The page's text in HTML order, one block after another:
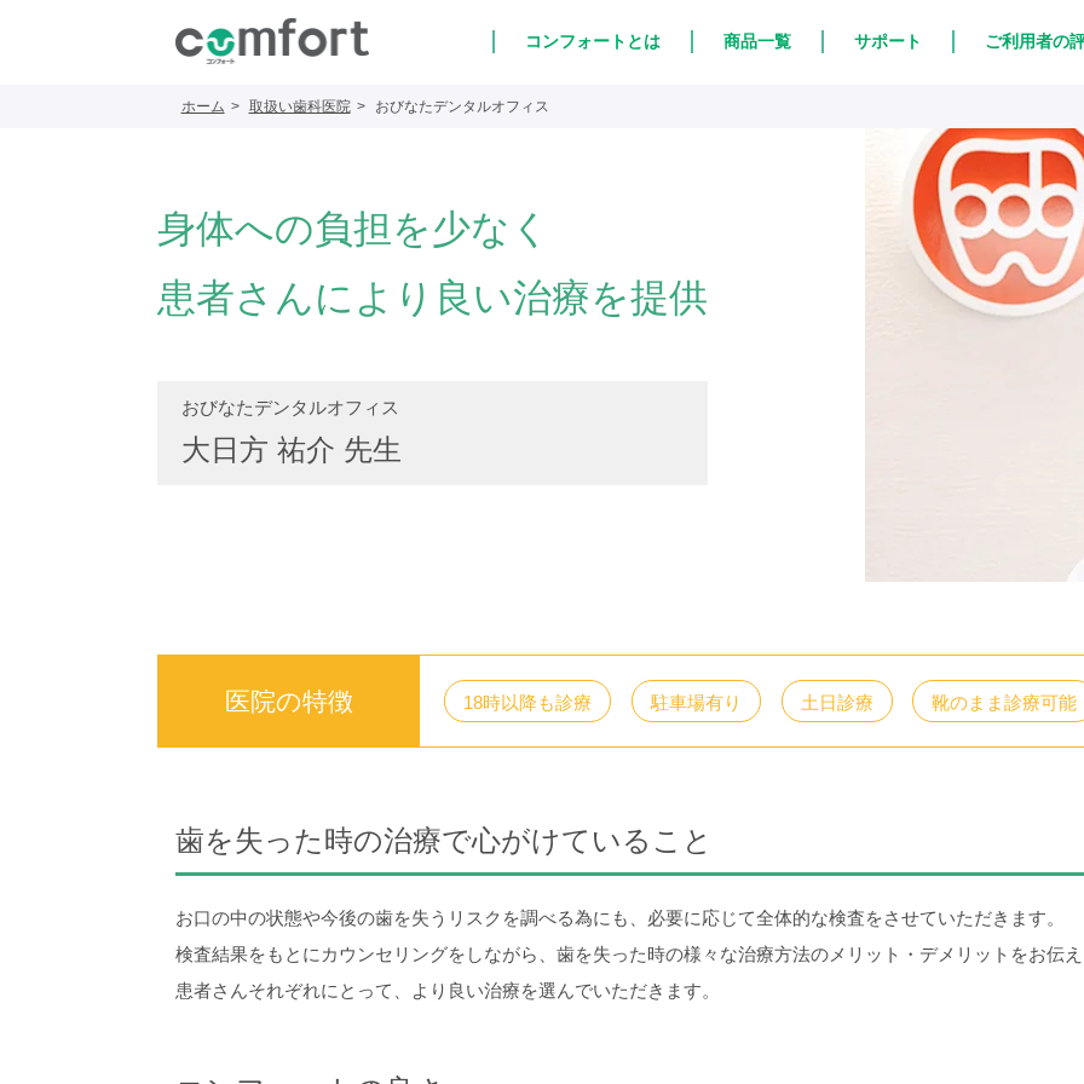
コンフォートとは 商品一覧 サポート ご利用者の
ホーム 取扱い歯科医院 おびなたデンタルオフィス
身体への負担を少なく
患者さんにより良い治療を提供
おびなたデンタルオフィス
大日方 祐介 先生
医院の特徴 18時以降も診療 駐車場有り 土日診療 靴のまま診療可能
歯を失った時の治療で心がけていること
お口の中の状態や今後の歯を失うリスクを調べる為にも、必要に応じて全体的な検査をさせていただきます。
検査結果をもとにカウンセリングをしながら、歯を失った時の様々な治療方法のメリット・デメリットをお伝
患者さんそれぞれにとって、より良い治療を選んでいただきます。